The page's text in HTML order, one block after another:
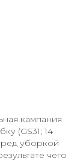
кампания
(GS31; 14
уборкой
чего